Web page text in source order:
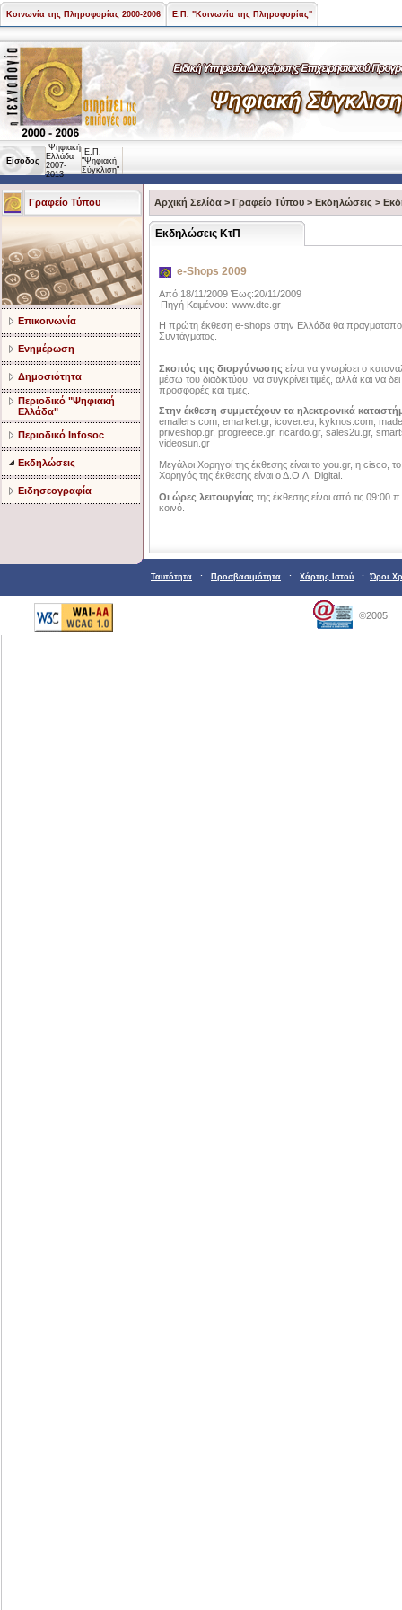
Κοινωνία της Πληροφορίας 2000-2006 Ε.Π. "Κοινωνία της Πληροφορίας"
Είσοδος
Ψηφιακή
Ελλάδα
2007-
2013
Ε.Π.
"Ψηφιακή
Σύγκλιση"
Γραφείο Τύπου
Επικοινωνία
Ενημέρωση
Δημοσιότητα
Περιοδικό "Ψηφιακή
Ελλάδα"
Περιοδικό Infosoc
Εκδηλώσεις
Ειδησεογραφία
Αρχική Σελίδα > Γραφείο Τύπου > Εκδηλώσεις >
Εκδηλώσεις ΚτΠ
e-Shops 2009
Από:18/11/2009 Έως:20/11/2009
Πηγή Κειμένου: www.dte.gr
Η πρώτη έκθεση e-shops στην Ελλάδα θα
Συντάγματος.
Σκοπός της διοργάνωσης είναι να γνωρίσει ο
μέσω του διαδικτύου, να συγκρίνει τιμές, αλλά και να
προσφορές και τιμές.
Στην έκθεση συμμετέχουν τα ηλεκτρονικά
emallers.com, emarket.gr, icover.eu, kyknos.com,
priveshop.gr, progreece.gr, ricardo.gr, sales2u.gr,
videosun.gr
Μεγάλοι Χορηγοί της έκθεσης είναι το you.gr, η cisco,
Χορηγός της έκθεσης είναι ο Δ.Ο.Λ. Digital.
Οι ώρες λειτουργίας της έκθεσης είναι από τις 09:00
κοινό.
Ταυτότητα : Προσβασιμότητα : Χάρτης Ιστού : Όροι
©2005